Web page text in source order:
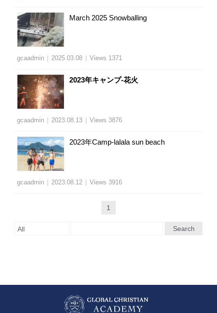
March 2025 Snowballing
gcaadmin | 2025.03.08 | Views 1371
2023年キャンプ-花火
gcaadmin | 2023.08.13 | Views 3876
2023年Camp-lalala sun beach
gcaadmin | 2023.08.12 | Views 3916
1
Search